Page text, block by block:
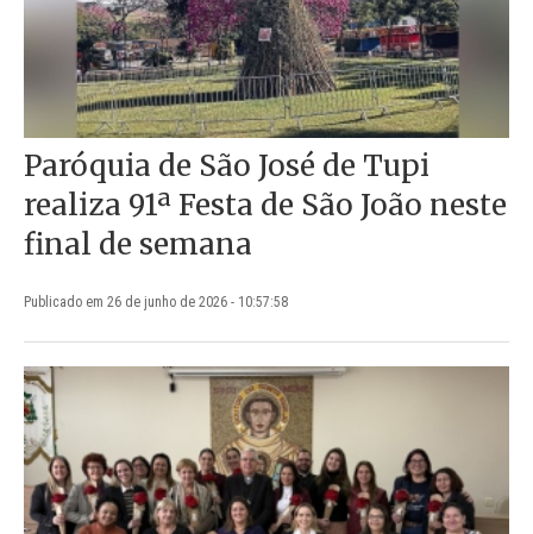
Paróquia de São José de Tupi
realiza 91ª Festa de São João neste
final de semana
Publicado em 26 de junho de 2026 - 10:57:58